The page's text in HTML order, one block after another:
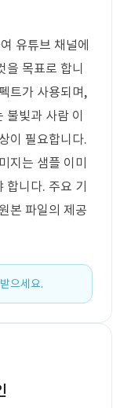
유튜브 채널에
을 목표로 합니
트가 사용되며,
빛과 사람 이
이 필요합니다.
지는 샘플 이미
니다. 주요 기
본 파일의 제공
으세요.